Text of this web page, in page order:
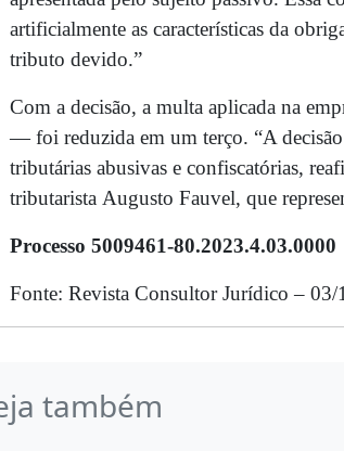
artificialmente as características da
tributo devido.”
Com a decisão, a multa aplicada na
— foi reduzida em um terço. “A
tributárias abusivas e confiscatórias,
tributarista Augusto Fauvel, que
Processo 5009461-80.2023.4.03.0000
Fonte: Revista Consultor Jurídico – 03/
também